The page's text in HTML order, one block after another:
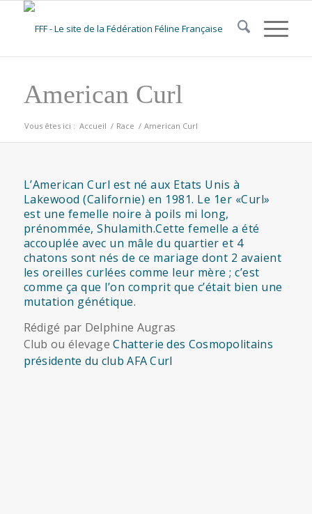
American Curl
Vous êtes ici : Accueil / Race / American Curl
L’American Curl est né aux Etats Unis à
Lakewood (Californie) en 1981. Le 1er «Curl»
est une femelle noire à poils mi long,
prénommée, Shulamith.Cette femelle a été
accouplée avec un mâle du quartier et 4
chatons sont nés de ce mariage dont 2 avaient
les oreilles curlées comme leur mère ; c’est
comme ça que l’on comprit que c’était bien une
mutation génétique.
Rédigé par Delphine Augras
Club ou élevageChatterie des Cosmopolitains
présidente du club AFA Curl